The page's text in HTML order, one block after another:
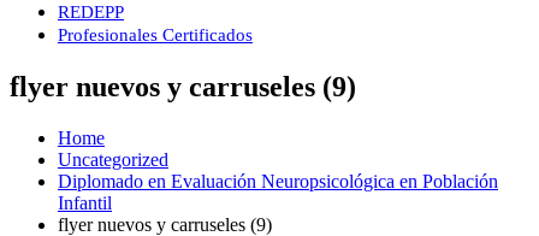
REDEPP
Profesionales Certificados
flyer nuevos y carruseles (9)
Home
Uncategorized
Diplomado en Evaluación Neuropsicológica en Población
Infantil
flyer nuevos y carruseles (9)